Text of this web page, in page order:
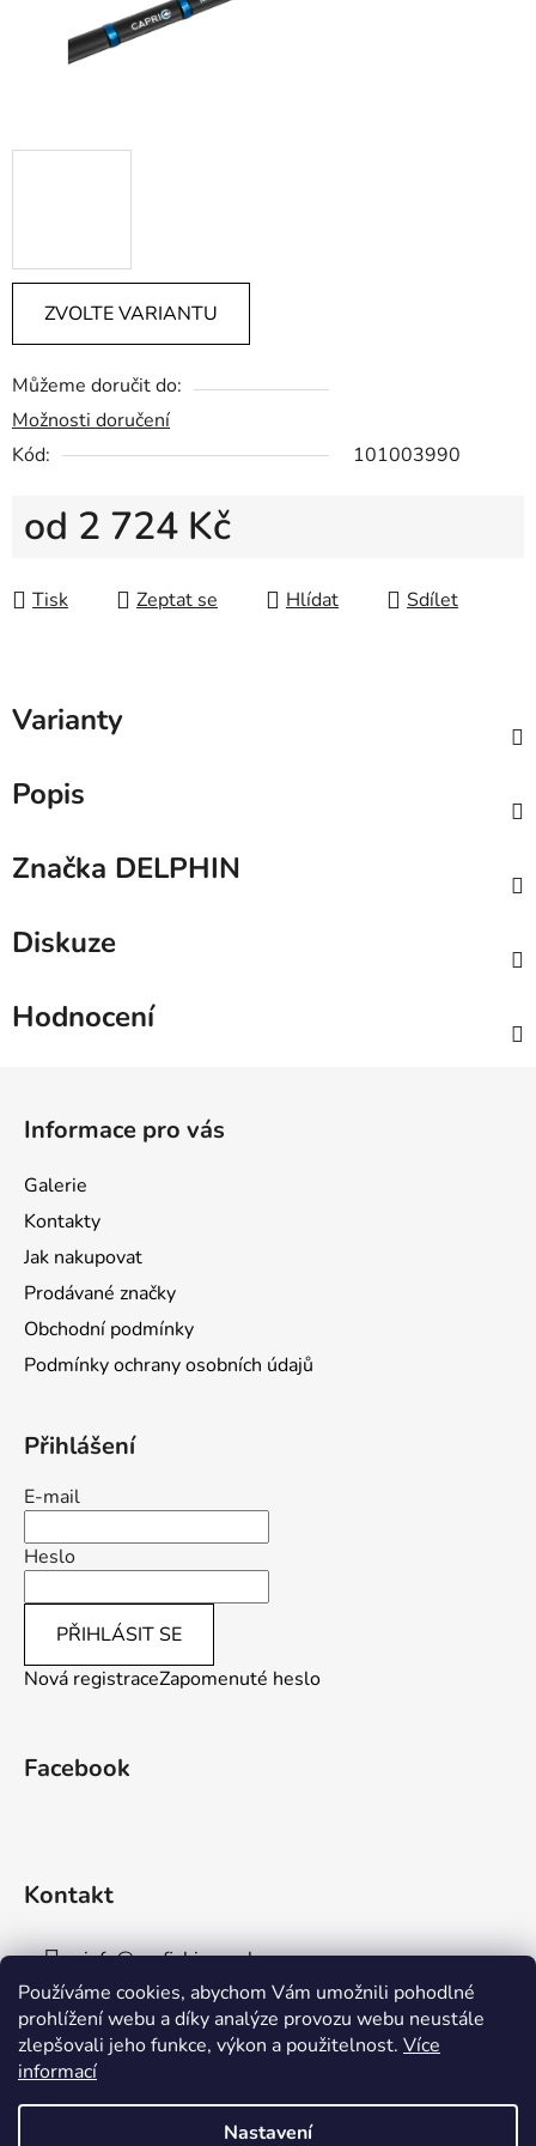
Používáme cookies, abychom Vám umožnili pohodlné
prohlížení webu a díky analýze provozu webu neustále
zlepšovali jeho funkce, výkon a použitelnost. Více
informací
Nastavení
ZVOLTE VARIANTU
Můžeme doručit do:
Možnosti doručení
Kód:
101003990
od 2 724 Kč
Tisk
Zeptat se Hlídat Sdílet
Varianty
Popis
Značka DELPHIN
Diskuze
Hodnocení
Informace pro vás
Galerie
Kontakty
Jak nakupovat
Prodávané značky
Obchodní podmínky
Podmínky ochrany osobních údajů
Přihlášení
E-mail
Heslo
PŘIHLÁSIT SE
Nová registraceZapomenuté heslo
Facebook
Kontakt
info@aaafishingpraha.cz
778 011 878